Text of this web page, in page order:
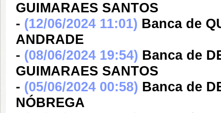
GUIMARAES SANTOS
- (12/06/2024 11:01) Banca de
ANDRADE
- (08/06/2024 19:54) Banca de
GUIMARAES SANTOS
- (05/06/2024 00:58) Banca de
NÓBREGA